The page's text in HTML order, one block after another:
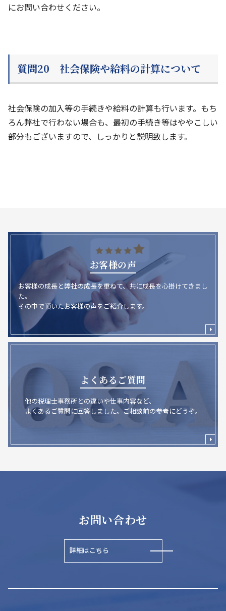
にお問い合わせください。
質問20 社会保険や給料の計算について
社会保険の加入等の手続きや給料の計算も行います。もち
ろん弊社で行わない場合も、最初の手続き等はややこしい
部分もございますので、しっかりと説明致します。
お客様の声
お客様の成長と弊社の成長を重ねて、共に成長を心掛けてきまし
た。
その中で頂いたお客様の声をご紹介します。
よくあるご質問
他の税理士事務所との違いや仕事内容など、
よくあるご質問に回答しました。ご相談前の参考にどうぞ。
お問い合わせ
詳細はこちら